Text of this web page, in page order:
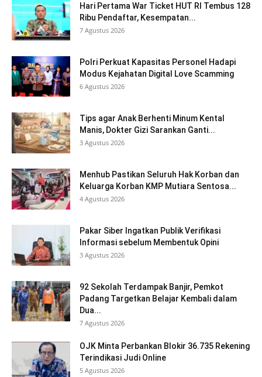
Hari Pertama War Ticket HUT RI Tembus 128
Ribu Pendaftar, Kesempatan...
7 Agustus 2026
Polri Perkuat Kapasitas Personel Hadapi
Modus Kejahatan Digital Love Scamming
6 Agustus 2026
Tips agar Anak Berhenti Minum Kental
Manis, Dokter Gizi Sarankan Ganti...
3 Agustus 2026
Menhub Pastikan Seluruh Hak Korban dan
Keluarga Korban KMP Mutiara Sentosa...
4 Agustus 2026
Pakar Siber Ingatkan Publik Verifikasi
Informasi sebelum Membentuk Opini
3 Agustus 2026
92 Sekolah Terdampak Banjir, Pemkot
Padang Targetkan Belajar Kembali dalam
Dua...
7 Agustus 2026
OJK Minta Perbankan Blokir 36.735 Rekening
Terindikasi Judi Online
5 Agustus 2026